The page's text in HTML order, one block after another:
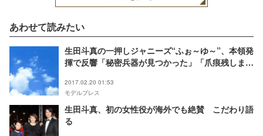
あわせて読みたい
生田斗真の一押しジャニーズ“ふぉ～ゆ～”、本領発
揮で反響「秘密兵器が見つかった」「爪痕残しまく
2017.02.20 01:53
モデルプレス
生田斗真、初の女性役が海外でも絶賛 こだわり語
る